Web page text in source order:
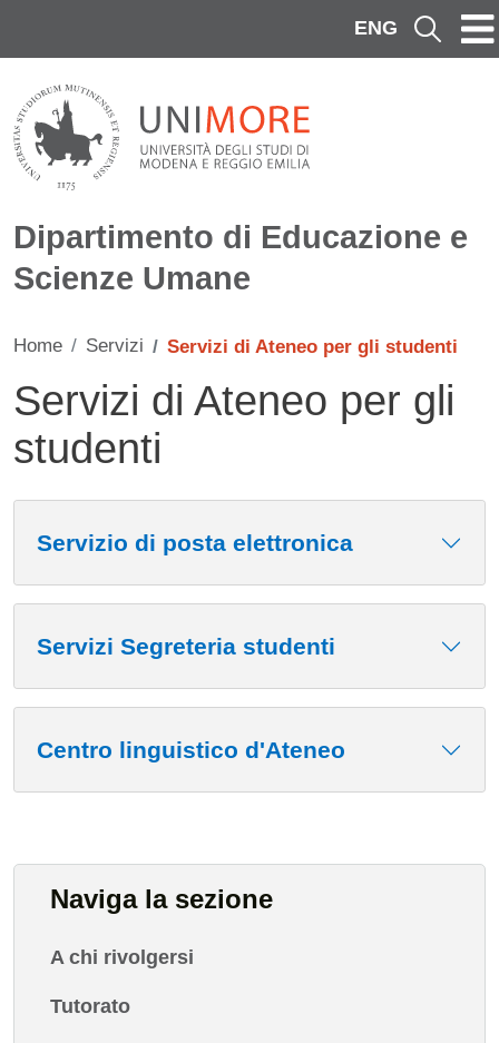
ENG Cerca
Dipartimento di Educazione e
Scienze Umane
Home Servizi Servizi di Ateneo per gli studenti
Servizi di Ateneo per gli
studenti
Servizio di posta elettronica
Servizi Segreteria studenti
Centro linguistico d'Ateneo
Naviga la sezione
A chi rivolgersi
Tutorato